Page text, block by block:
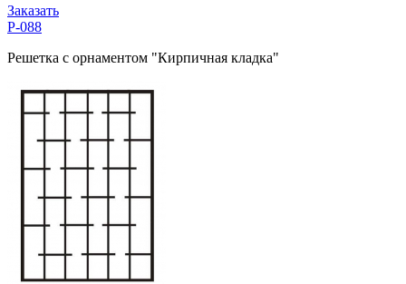
Заказать
Р-088
Решетка с орнаментом "Кирпичная кладка"